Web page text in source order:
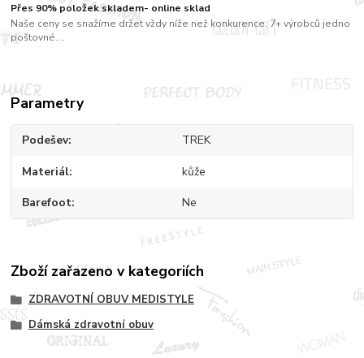
Přes 90% položek skladem- online sklad
Naše ceny se snažíme držet vždy níže než konkurence. 7+ výrobců jedno
poštovné....
Parametry
Podešev TREK
Materiál kůže
Barefoot Ne
Zboží zařazeno v kategoriích
ZDRAVOTNÍ OBUV MEDISTYLE
Dámská zdravotní obuv